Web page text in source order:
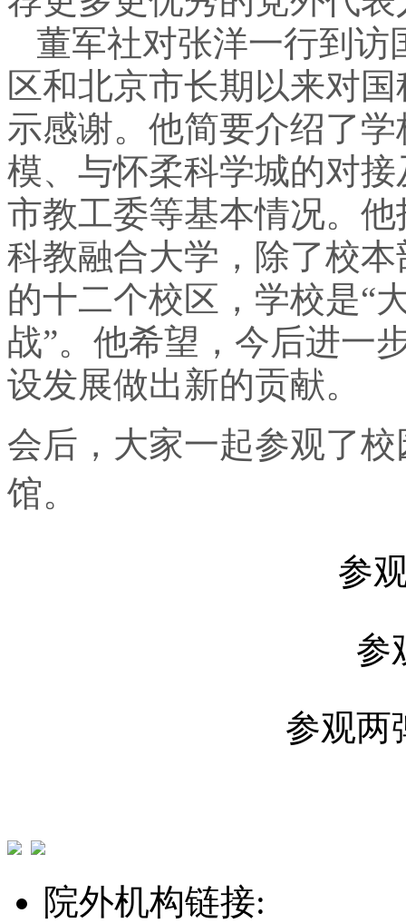
董军社对张洋一行到访
区和北京市长期以来对
示感谢。他简要介绍了
模、与怀柔科学城的对
市教工委等基本情况。
科教融合大学，除了校
的十二个校区，学校是“
战”。他希望，今后进一
设发展做出新的贡献。
会后，大家一起参观了
馆。
参
参
参观两
院外机构链接: